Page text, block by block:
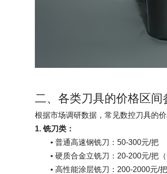
二、各类刀具的价格区间
根据市场调研数据，常见数控刀具的价
1. 铣刀类：
• 普通高速钢铣刀：50-300元/把
• 硬质合金立铣刀：20-200元/把（
• 高性能涂层铣刀：200-2000元/把